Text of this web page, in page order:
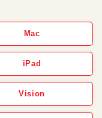
Mac
iPad
Vision